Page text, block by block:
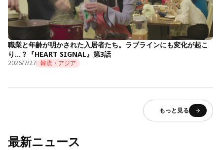
職業と年齢が明かされた入居者たち。ラブラインにも変化が起こ
り…？『HEART SIGNAL』第3話
2026/7/27 韓流・アジア
もっと見る
最新ニュース